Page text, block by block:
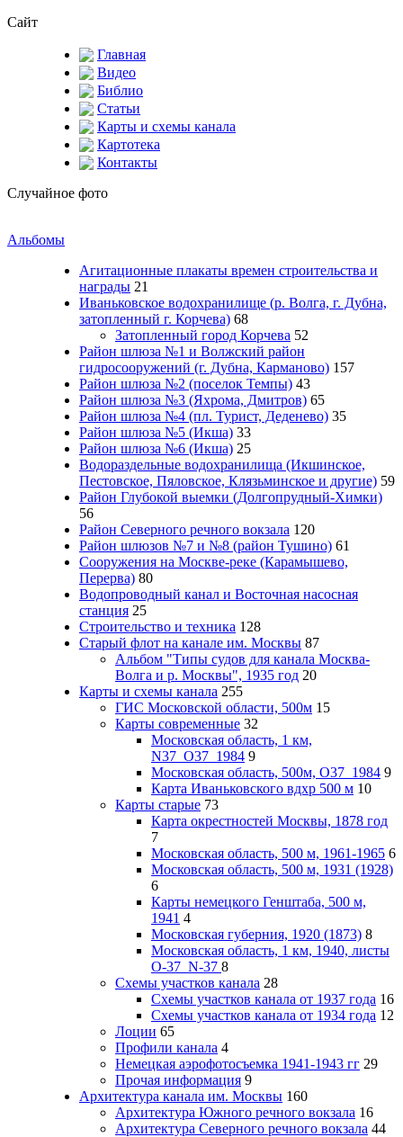
Сайт
Главная
Видео
Библио
Статьи
Карты и схемы канала
Картотека
Контакты
Случайное фото
Альбомы
Агитационные плакаты времен строительства и
награды 21
Иваньковское водохранилище (р. Волга, г. Дубна,
затопленный г. Корчева) 68
Затопленный город Корчева 52
Район шлюза №1 и Волжский район
гидросооружений (г. Дубна, Карманово) 157
Район шлюза №2 (поселок Темпы) 43
Район шлюза №3 (Яхрома, Дмитров) 65
Район шлюза №4 (пл. Турист, Деденево) 35
Район шлюза №5 (Икша) 33
Район шлюза №6 (Икша) 25
Водораздельные водохранилища (Икшинское,
Пестовское, Пяловское, Клязьминское и другие) 59
Район Глубокой выемки (Долгопрудный-Химки)
56
Район Северного речного вокзала 120
Район шлюзов №7 и №8 (район Тушино) 61
Сооружения на Москве-реке (Карамышево,
Перерва) 80
Водопроводный канал и Восточная насосная
станция 25
Строительство и техника 128
Старый флот на канале им. Москвы 87
Альбом "Типы судов для канала Москва-
Волга и р. Москвы", 1935 год 20
Карты и схемы канала 255
ГИС Московcкой области, 500м 15
Карты современные 32
Московская область, 1 км,
N37_O37_1984 9
Московская область, 500м, О37_1984 9
Карта Иваньковского вдхр 500 м 10
Карты старые 73
Карта окрестностей Москвы, 1878 год
7
Московская область, 500 м, 1961-1965 6
Московская область, 500 м, 1931 (1928)
6
Карты немецкого Генштаба, 500 м,
1941 4
Московская губерния, 1920 (1873) 8
Московская область, 1 км, 1940, листы
О-37_N-37 8
Схемы участков канала 28
Схемы участков канала от 1937 года 16
Схемы участков канала от 1934 года 12
Лоции 65
Профили канала 4
Немецкая аэрофотосъемка 1941-1943 гг 29
Прочая информация 9
Архитектура канала им. Москвы 160
Архитектура Южного речного вокзала 16
Архитектура Северного речного вокзала 44